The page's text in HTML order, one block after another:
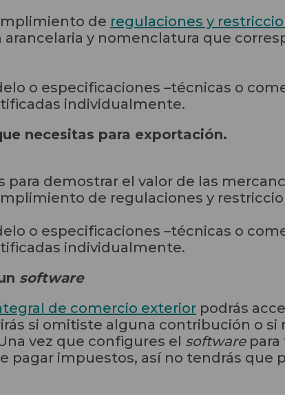
de regulaciones y
y nomenclatura que
o especificaciones –técnicas o
individualmente.
necesitas para exportación.
demostrar el valor de las
de regulaciones y
o especificaciones –técnicas o
individualmente.
software
de comercio exterior podrás
si omitiste alguna contribución o si
vez que configures el softwarepara
pagar impuestos, así no tendrás que